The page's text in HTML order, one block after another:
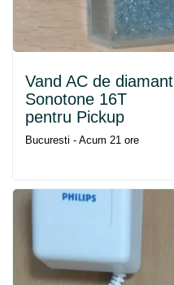
Vand AC de diamant
Sonotone 16T
pentru Pickup
Bucuresti - Acum 21 ore